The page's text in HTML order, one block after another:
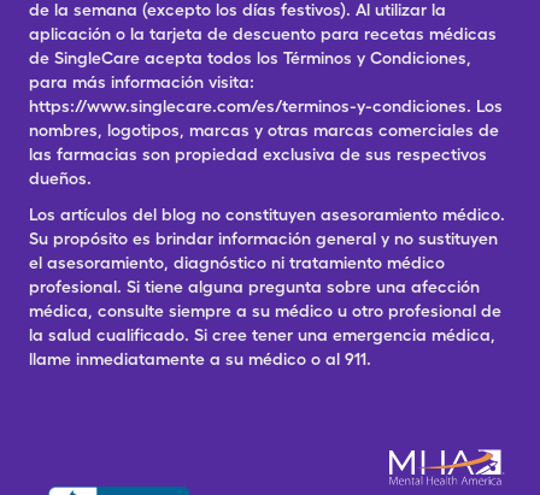
de la semana (excepto los días festivos). Al utilizar la
aplicación o la tarjeta de descuento para recetas médicas
de SingleCare acepta todos los Términos y Condiciones,
para más información visita:
https://www.singlecare.com/es/terminos-y-condiciones. Los
nombres, logotipos, marcas y otras marcas comerciales de
las farmacias son propiedad exclusiva de sus respectivos
dueños.
Los artículos del blog no constituyen asesoramiento médico.
Su propósito es brindar información general y no sustituyen
el asesoramiento, diagnóstico ni tratamiento médico
profesional. Si tiene alguna pregunta sobre una afección
médica, consulte siempre a su médico u otro profesional de
la salud cualificado. Si cree tener una emergencia médica,
llame inmediatamente a su médico o al 911.